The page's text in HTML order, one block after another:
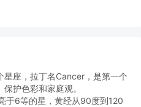
星座，拉丁名Cancer，是第一个
护色彩和家庭观。
于6等的星，黄经从90度到120